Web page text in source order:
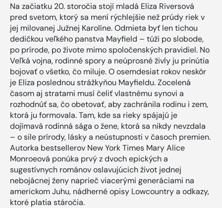
Na začiatku 20. storočia stojí mladá Eliza Riversová
pred svetom, ktorý sa mení rýchlejšie než prúdy riek v
jej milovanej Južnej Karolíne. Odmieta byť len tichou
dedičkou veľkého panstva Mayfield – túži po slobode,
po prírode, po živote mimo spoločenských pravidiel. No
Veľká vojna, rodinné spory a neúprosné živly ju prinútia
bojovať o všetko, čo miluje. O osemdesiat rokov neskôr
je Eliza poslednou strážkyňou Mayfieldu. Zocelená
časom aj stratami musí čeliť vlastnému synovi a
rozhodnúť sa, čo obetovať, aby zachránila rodinu i zem,
ktorá ju formovala. Tam, kde sa rieky spájajú je
dojímavá rodinná sága o žene, ktorá sa nikdy nevzdala
– o sile prírody, lásky a neústupnosti v časoch premien.
Autorka bestsellerov New York Times Mary Alice
Monroeová ponúka prvý z dvoch epických a
sugestívnych románov oslavujúcich život jednej
nebojácnej ženy naprieč viacerými generáciami na
americkom Juhu, nádherné opisy Lowcountry a odkazy,
ktoré platia stáročia.